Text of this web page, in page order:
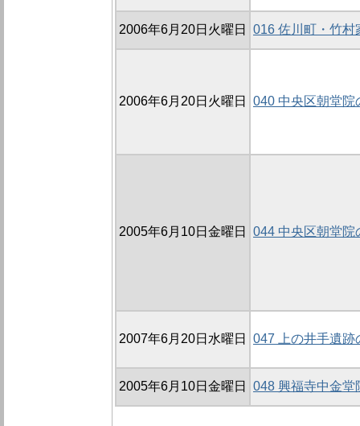
2006年6月20日火曜日 016 佐川町・竹村
2006年6月20日火曜日 040 中央区朝堂院
2005年6月10日金曜日 044 中央区朝堂院
2007年6月20日水曜日 047 上の井手遺跡
2005年6月10日金曜日 048 興福寺中金